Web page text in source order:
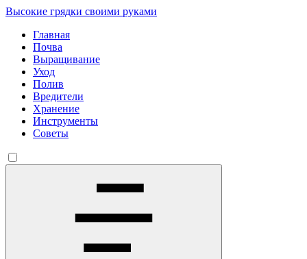
Высокие грядки своими руками
Главная
Почва
Выращивание
Уход
Полив
Вредители
Хранение
Инструменты
Советы